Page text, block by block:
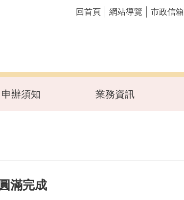
回首頁 網站導覽 市政信箱
申辦須知 業務資訊
滿完成